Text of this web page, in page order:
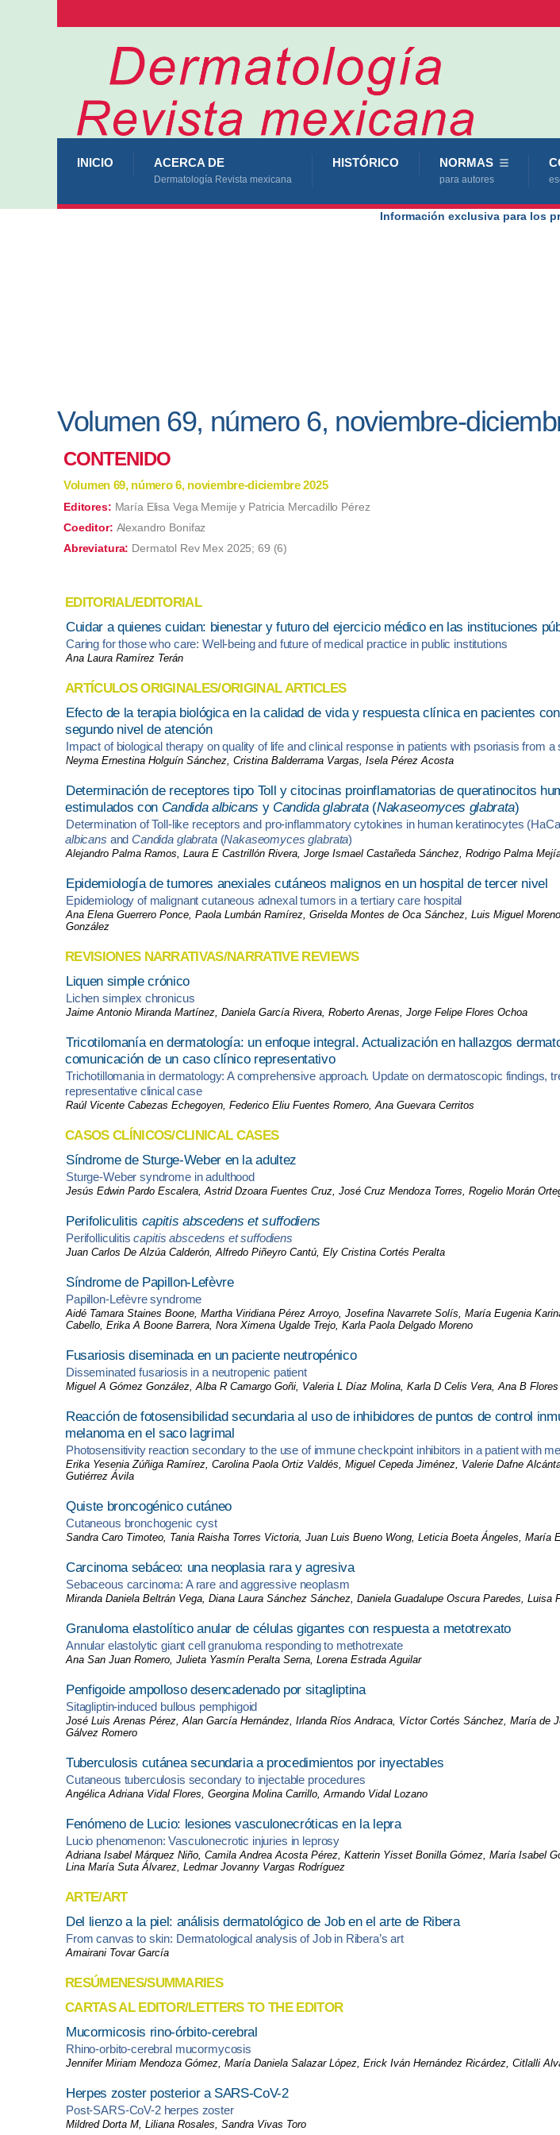
INICIO ACERCA DE
Dermatología Revista mexicana
HISTÓRICO NORMAS
para autores
Información exclusiva para los
Volumen 69, número 6, noviembre-
CONTENIDO
Volumen 69, número 6, noviembre-diciembre 2025
Editores: María Elisa Vega Memije y Patricia Mercadillo Pérez
Coeditor: Alexandro Bonifaz
Abreviatura: Dermatol Rev Mex 2025; 69 (6)
EDITORIAL/EDITORIAL
Cuidar a quienes cuidan: bienestar y futuro del ejercicio médico en las instituciones
Caring for those who care: Well-being and future of medical practice in public institutions
Ana Laura Ramírez Terán
ARTÍCULOS ORIGINALES/ORIGINAL ARTICLES
Efecto de la terapia biológica en la calidad de vida y respuesta clínica en pacientes
segundo nivel de atención
Impact of biological therapy on quality of life and clinical response in patients with psoriasis from
Neyma Ernestina Holguín Sánchez, Cristina Balderrama Vargas, Isela Pérez Acosta
Determinación de receptores tipo Toll y citocinas proinflamatorias de queratinocitos
estimulados con Candida albicans y Candida glabrata(Nakaseomyces glabrata)
Determination of Toll-like receptors and pro-inflammatory cytokines in human keratinocytes
albicans andCandida glabrata(Nakaseomyces glabrata)
Alejandro Palma Ramos, Laura E Castrillón Rivera, Jorge Ismael Castañeda Sánchez, Rodrigo Palma
Epidemiología de tumores anexiales cutáneos malignos en un hospital de tercer nivel
Epidemiology of malignant cutaneous adnexal tumors in a tertiary care hospital
Ana Elena Guerrero Ponce, Paola Lumbán Ramírez, Griselda Montes de Oca Sánchez, Luis Miguel
González
REVISIONES NARRATIVAS/NARRATIVE REVIEWS
Liquen simple crónico
Lichen simplex chronicus
Jaime Antonio Miranda Martínez, Daniela García Rivera, Roberto Arenas, Jorge Felipe Flores Ochoa
Tricotilomanía en dermatología: un enfoque integral. Actualización en hallazgos
comunicación de un caso clínico representativo
Trichotillomania in dermatology: A comprehensive approach. Update on dermatoscopic findings,
representative clinical case
Raúl Vicente Cabezas Echegoyen, Federico Eliu Fuentes Romero, Ana Guevara Cerritos
CASOS CLÍNICOS/CLINICAL CASES
Síndrome de Sturge-Weber en la adultez
Sturge-Weber syndrome in adulthood
Jesús Edwin Pardo Escalera, Astrid Dzoara Fuentes Cruz, José Cruz Mendoza Torres, Rogelio Morán
Perifoliculitis capitis abscedens et suffodiens
Perifolliculitiscapitis abscedens et suffodiens
Juan Carlos De Alzúa Calderón, Alfredo Piñeyro Cantú, Ely Cristina Cortés Peralta
Síndrome de Papillon-Lefèvre
Papillon-Lefèvre syndrome
Aidé Tamara Staines Boone, Martha Viridiana Pérez Arroyo, Josefina Navarrete Solís, María Eugenia
Cabello, Erika A Boone Barrera, Nora Ximena Ugalde Trejo, Karla Paola Delgado Moreno
Fusariosis diseminada en un paciente neutropénico
Disseminated fusariosis in a neutropenic patient
Miguel A Gómez González, Alba R Camargo Goñi, Valeria L Díaz Molina, Karla D Celis Vera, Ana B
Reacción de fotosensibilidad secundaria al uso de inhibidores de puntos de control
melanoma en el saco lagrimal
Photosensitivity reaction secondary to the use of immune checkpoint inhibitors in a patient with
Erika Yesenia Zúñiga Ramírez, Carolina Paola Ortiz Valdés, Miguel Cepeda Jiménez, Valerie Dafne
Gutiérrez Ávila
Quiste broncogénico cutáneo
Cutaneous bronchogenic cyst
Sandra Caro Timoteo, Tania Raisha Torres Victoria, Juan Luis Bueno Wong, Leticia Boeta Ángeles, María
Carcinoma sebáceo: una neoplasia rara y agresiva
Sebaceous carcinoma: A rare and aggressive neoplasm
Miranda Daniela Beltrán Vega, Diana Laura Sánchez Sánchez, Daniela Guadalupe Oscura Paredes, Luisa
Granuloma elastolítico anular de células gigantes con respuesta a metotrexato
Annular elastolytic giant cell granuloma responding to methotrexate
Ana San Juan Romero, Julieta Yasmín Peralta Serna, Lorena Estrada Aguilar
Penfigoide ampolloso desencadenado por sitagliptina
Sitagliptin-induced bullous pemphigoid
José Luis Arenas Pérez, Alan García Hernández, Irlanda Ríos Andraca, Víctor Cortés Sánchez, María de
Gálvez Romero
Tuberculosis cutánea secundaria a procedimientos por inyectables
Cutaneous tuberculosis secondary to injectable procedures
Angélica Adriana Vidal Flores, Georgina Molina Carrillo, Armando Vidal Lozano
Fenómeno de Lucio: lesiones vasculonecróticas en la lepra
Lucio phenomenon: Vasculonecrotic injuries in leprosy
Adriana Isabel Márquez Niño, Camila Andrea Acosta Pérez, Katterin Yisset Bonilla Gómez, María Isabel
Lina María Suta Álvarez, Ledmar Jovanny Vargas Rodríguez
ARTE/ART
Del lienzo a la piel: análisis dermatológico de Job en el arte de Ribera
From canvas to skin: Dermatological analysis of Job in Ribera’s art
Amairani Tovar García
RESÚMENES/SUMMARIES
CARTAS AL EDITOR/LETTERS TO THE EDITOR
Mucormicosis rino-órbito-cerebral
Rhino-orbito-cerebral mucormycosis
Jennifer Miriam Mendoza Gómez, María Daniela Salazar López, Erick Iván Hernández Ricárdez, Citlalli
Herpes zoster posterior a SARS-CoV-2
Post-SARS-CoV-2 herpes zoster
Mildred Dorta M, Liliana Rosales, Sandra Vivas Toro